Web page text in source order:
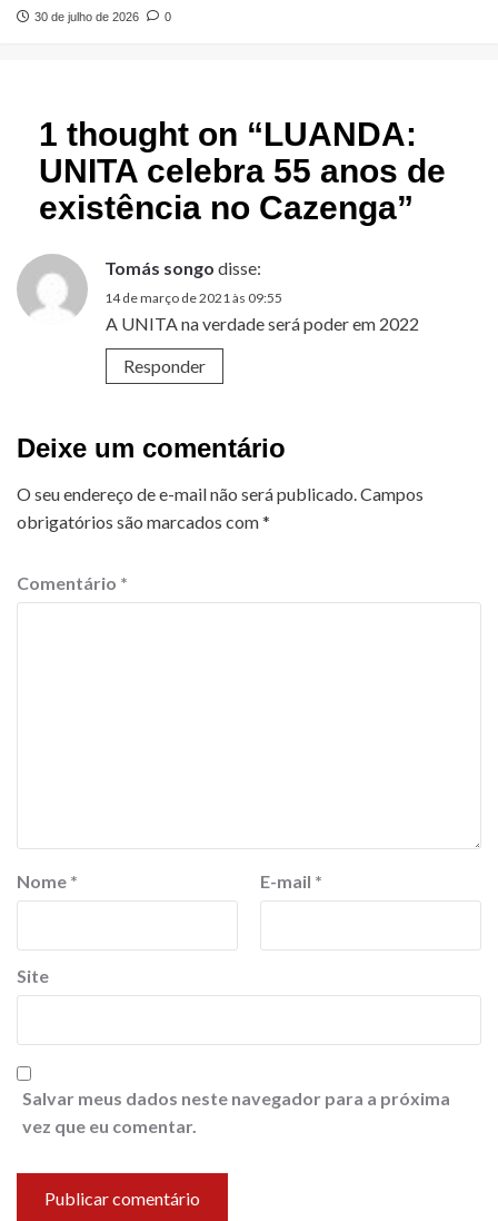
30 de julho de 2026 0
1 thought on “LUANDA:
UNITA celebra 55 anos de
existência no Cazenga”
Tomás songo disse:
14 de março de 2021 às 09:55
A UNITA na verdade será poder em 2022
Responder
Deixe um comentário
O seu endereço de e-mail não será publicado.Campos
obrigatórios são marcados com*
Comentário *
Nome * E-mail *
Site
Salvar meus dados neste navegador para a próxima
vez que eu comentar.